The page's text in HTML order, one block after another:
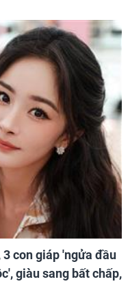
con giáp 'ngửa đầu
giàu sang bất chấp,